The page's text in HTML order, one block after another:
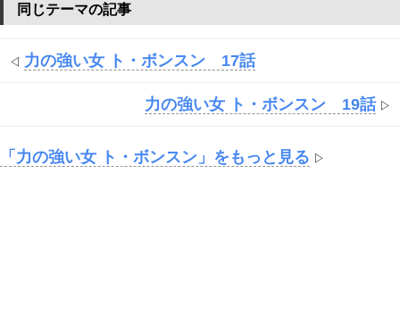
同じテーマの記事
◁ 力の強い女 ト・ボンスン 17話
力の強い女 ト・ボンスン 19話▷
「力の強い女 ト・ボンスン」をもっと見る ▷